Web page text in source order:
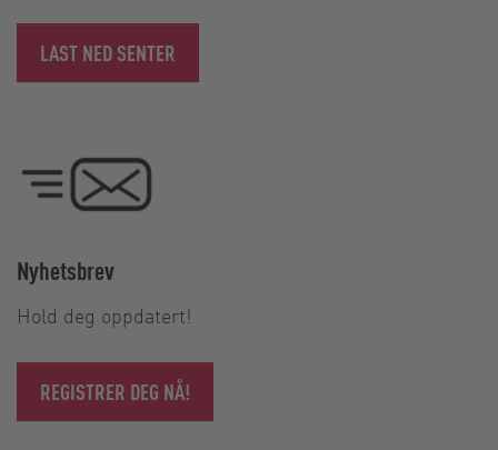
LAST NED SENTER
Nyhetsbrev
Hold deg oppdatert!
REGISTRER DEG NÅ!